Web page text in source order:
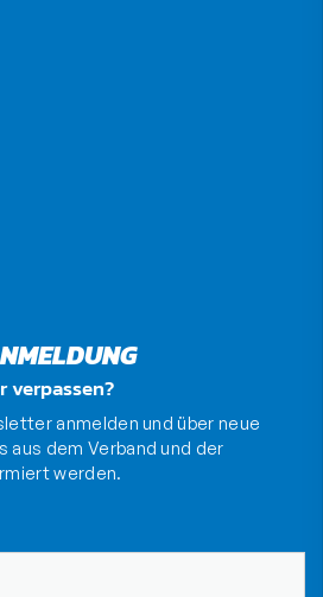
verpassen?
anmelden und über neue
aus dem Verband und der
werden.